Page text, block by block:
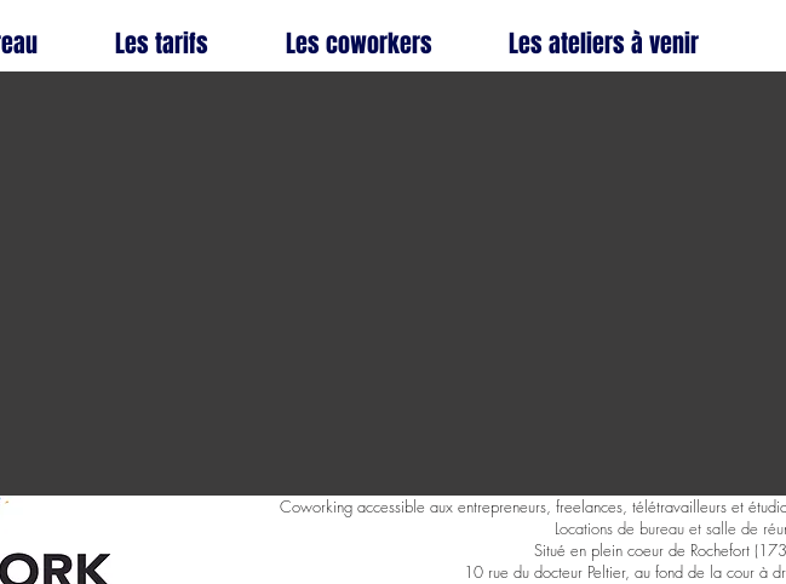
Les tarifs Les coworkers Les ateliers à venir
Coworking accessible aux entrepreneurs, freelances, télétravailleurs et
Locations de bureau et salle de
Situé en plein coeur de Rochefort
10 rue du docteur Peltier, au fond de la cour à